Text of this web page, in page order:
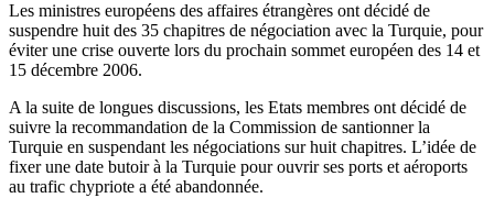
Les ministres européens des affaires étrangères ont décidé de
suspendre huit des 35 chapitres de négociation avec la Turquie, pour
éviter une crise ouverte lors du prochain sommet européen des 14 et
15 décembre 2006.
A la suite de longues discussions, les Etats membres ont décidé de
suivre la recommandation de la Commission de santionner la
Turquie en suspendant les négociations sur huit chapitres. L’idée de
fixer une date butoir à la Turquie pour ouvrir ses ports et aéroports
au trafic chypriote a été abandonnée.